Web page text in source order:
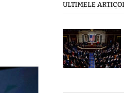
ULTIMELE